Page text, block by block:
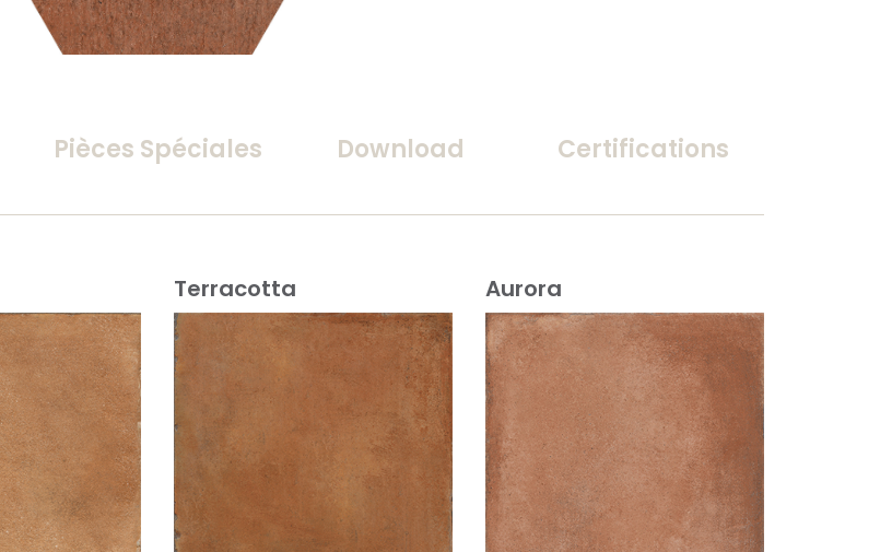
Pièces Spéciales Download Certifications
Terracotta Aurora